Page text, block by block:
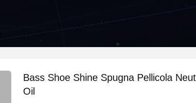
Bass Shoe Shine Spugna Pellicola
Oil